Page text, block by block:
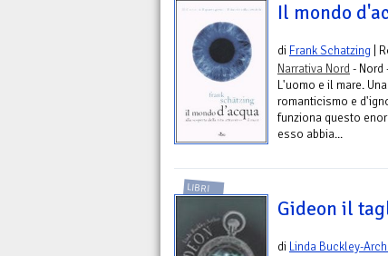
Il mondo
di Frank Schatzing |
Narrativa Nord- Nord
L'uomo e il mare.
romanticismo e
funziona questo
esso abbia...
LIBRI
Gideon il
di Linda Buckley-